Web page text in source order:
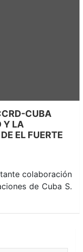
CUBA
Y LA
EL FUERTE
colaboración
de Cuba S.